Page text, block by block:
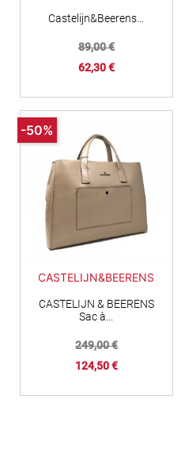
Castelijn&Beerens...
Prix de base
89,00 €
Prix
62,30 €
CASTELIJN&BEERENS
CASTELIJN & BEERENS
Sac à...
Prix de base
249,00 €
Prix
124,50 €
-50%